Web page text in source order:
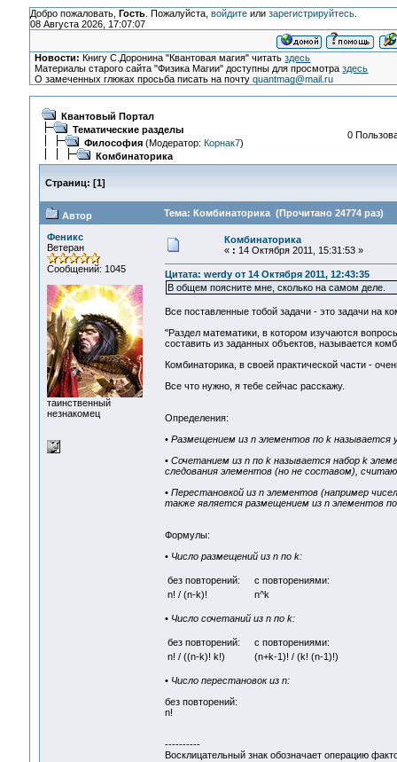
Добро пожаловать, Гость. Пожалуйста, войдитеили зарегистрируйтесь.
08 Августа 2026, 17:07:07
Новости: Книгу С.Доронина "Квантовая магия" читатьздесь
Материалы старого сайта "Физика Магии" доступны для просмотраздесь
О замеченных глюках просьба писать на почтуquantmag@mail.ru
Квантовый Портал
Тематические разделы
Философия(Модератор: Корнак7)
Комбинаторика
0
Страниц: [1]
Автор Тема: Комбинаторика (Прочитано 24774 раз)
Феникс
Ветеран
Сообщений: 1045
таинственный
незнакомец
Комбинаторика
« : 14 Октября 2011, 15:31:53 »
Цитата: werdy от 14 Октября 2011, 12:43:35
В общем поясните мне, сколько на самом деле.
Все поставленные тобой задачи - это задачи на
"Раздел математики, в котором изучаются
составить из заданных объектов, называется
Комбинаторика, в своей практической части -
Все что нужно, я тебе сейчас расскажу.
Определения:
• Размещением из n элементов по k называется
• Сочетанием из n по k называется набор k
следования элементов (но не составом),
• Перестановкой из n элементов (например
также является размещением из n элементов
Формулы:
• Число размещений из n по k:
без повторений:
с повторениями:
n! / (n-k)!
n^k
• Число сочетаний из n по k:
без повторений:
с повторениями:
n! / ((n-k)! k!)
(n+k-1)! / (k! (n-1)!)
• Число перестановок из n:
без повторений:
n!
----------
Восклицательный знак обозначает операцию